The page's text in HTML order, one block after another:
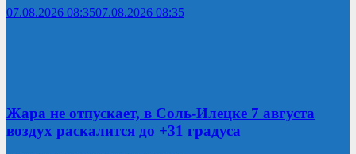
07.08.2026 08:3507.08.2026 08:35
Жара не отпускает, в Соль-Илецке 7 августа
воздух раскалится до +31 градуса